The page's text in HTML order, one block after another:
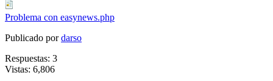
Problema con easynews.php
Publicado pordarso
Respuestas: 3
Vistas: 6,806